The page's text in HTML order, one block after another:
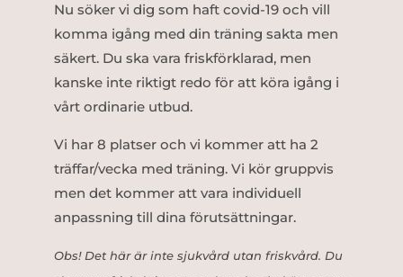
Nu söker vi dig som haft covid-19 och vill
komma igång med din träning sakta men
säkert. Du ska vara friskförklarad, men
kanske inte riktigt redo för att köra igång i
vårt ordinarie utbud.
Vi har 8 platser och vi kommer att ha 2
träffar/vecka med träning. Vi kör gruppvis
men det kommer att vara individuell
anpassning till dina förutsättningar.
Obs! Det här är inte sjukvård utan friskvård. Du